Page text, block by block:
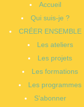
Accueil
Qui suis-je ?
CRÉER ENSEMBLE
Les ateliers
Les projets
Les formations
Les programmes
S’abonner